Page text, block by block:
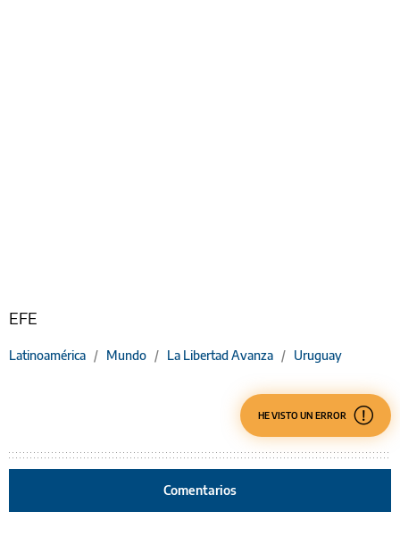
EFE
Latinoamérica / Mundo / La Libertad Avanza / Uruguay
HE VISTO UN ERROR
Comentarios